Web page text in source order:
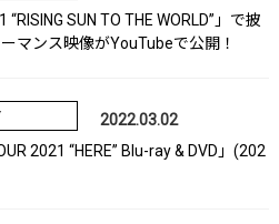
“RISING SUN TO THE WORLD”」で披
マンス映像がYouTubeで公開！
2022.03.02
2021 “HERE” Blu-ray & DVD」(202